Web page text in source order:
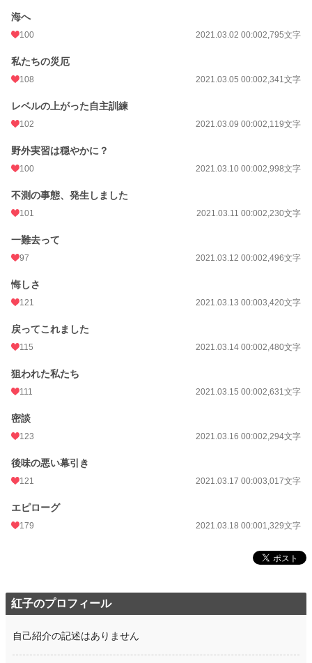
海へ
100 2021.03.02 00:002,795文字
私たちの災厄
108 2021.03.05 00:002,341文字
レベルの上がった自主訓練
102 2021.03.09 00:002,119文字
野外実習は穏やかに？
100 2021.03.10 00:002,998文字
不測の事態、発生しました
101 2021.03.11 00:002,230文字
一難去って
97 2021.03.12 00:002,496文字
悔しさ
121 2021.03.13 00:003,420文字
戻ってこれました
115 2021.03.14 00:002,480文字
狙われた私たち
111 2021.03.15 00:002,631文字
密談
123 2021.03.16 00:002,294文字
後味の悪い幕引き
121 2021.03.17 00:003,017文字
エピローグ
179 2021.03.18 00:001,329文字
紅子のプロフィール
自己紹介の記述はありません